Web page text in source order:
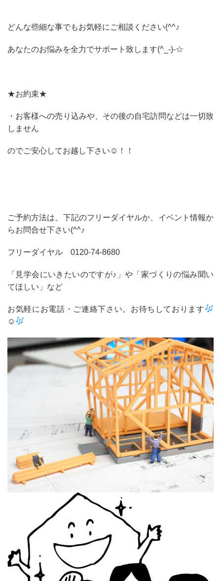
どんな些細な事でもお気軽にご相談ください(^^♪
あなたのお悩みを全力でサポート致します(^_-)-☆
★お約束★
・お客様への売り込みや、その後の自宅訪問などは一切致
しません
のでご安心してお越し下さい☺！！
ご予約方法は、下記のフリーダイヤルか、イベント情報か
らお問合せ下さい(^^♪
フリーダイヤル 0120‐74‐8680
「見学会にいきたいのですが♪」や「家づくりの悩み聞い
てほしい」など
お気軽にお電話・ご連絡下さい。お待ちしております
☺